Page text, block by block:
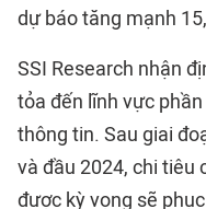
dự báo tăng mạnh
SSI Research nhận
tỏa đến lĩnh vực
thông tin. Sau giai
và đầu 2024, chi tiêu
được kỳ vọng sẽ